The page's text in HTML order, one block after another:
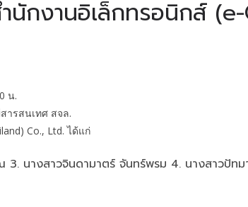
ำนักงานอิเล็กทรอนิกส์
น.
ารสนเทศ สจล.
Co., Ltd. ได้แก่
นางสาวจินดามาตร์ จันทร์พรม 4. นางสาวปัท